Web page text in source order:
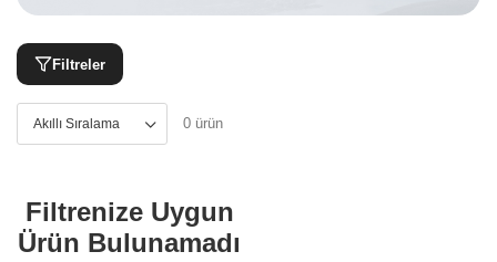
Filtreler
0 ürün